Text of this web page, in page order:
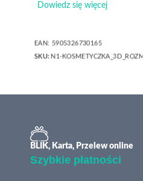
Dowiedz się więcej
EAN: 5905326730165
SKU: N1-
BLIK, Karta, Przelew online
Szybkie płatności